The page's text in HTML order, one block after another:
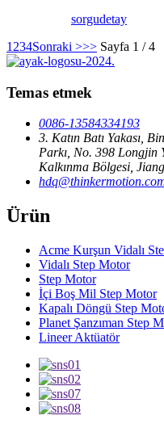
sorgudetay
1 234Sonraki >>> Sayfa 1 / 4
Temas etmek
0086-13584334193
3. Katın Batı Yakası,
Parkı, No. 398 Longjin
Kalkınma Bölgesi,
Ürün
Acme Kurşun Vidalı
Vidalı Step Motor
Step Motor
İçi Boş Mil Step Motor
Kapalı Döngü Step
Planet Şanzıman Step
Lineer Aktüatör